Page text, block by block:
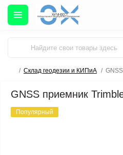
Склад геодезии и КИПиА
GNSS приемник
Популярный